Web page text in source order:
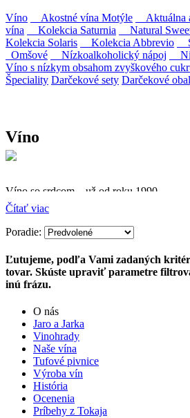
Víno Akostné vína Motýle Aktuálna
vína
Kolekcia Saturnia Natural
Kolekcia Solaris
Kolekcia Abbrevio
Omšové
Nízkoalkoholický nápoj
Víno s nízkym obsahom zvyškového
Špeciality Darčekové sety Darčekové
Víno
Víno so srdcom – už od roku 1990
Firma Ostrožovič je najstaršou
slovenskom Tokaji.
priniesli na slovenský trh sólo spracované
Furmint, Lipovina a Muškát žltý
spracúvame najmodernejšími
Čítať viac
Poradie:
Ľutujeme, podľa Vami zadaných
tovar. Skúste upraviť parametre
inú frázu.
O nás
Jaro a Jarka
Vinohrady
Naše vína
Tufové pivnice
Výroba vín
História
Ocenenia
Príbehy z Tokaja